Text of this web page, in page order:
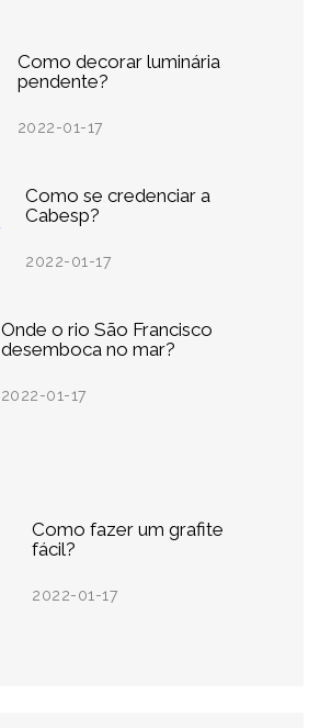
Como decorar luminária
pendente?
2022-01-17
Como se credenciar a
Cabesp?
2022-01-17
Onde o rio São Francisco
desemboca no mar?
2022-01-17
Como fazer um grafite
fácil?
2022-01-17